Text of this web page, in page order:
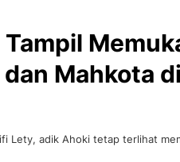
Mahkota
Lety, adik Ahoki tetap terlihat